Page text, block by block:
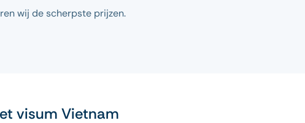
wij de scherpste prijzen.
visum Vietnam